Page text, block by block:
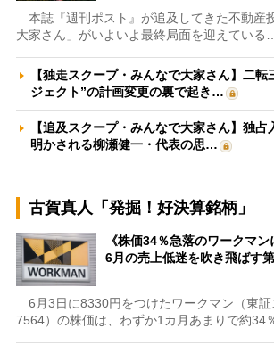
本誌『週刊ポスト』が追及してきた不動産
大家さん」がいよいよ最終局面を迎えている…
【独走スクープ・みんなで大家さん】二転
ジェクト”の計画変更の裏で起き…
【追及スクープ・みんなで大家さん】独占
明かされる柳瀬健一・代表の思…
古賀真人「発掘！好決算銘柄」
《株価34％急落のワークマン
6月の売上低迷を吹き飛ばす
6月3日に8330円をつけたワークマン（東証
7564）の株価は、わずか1カ月あまりで約34